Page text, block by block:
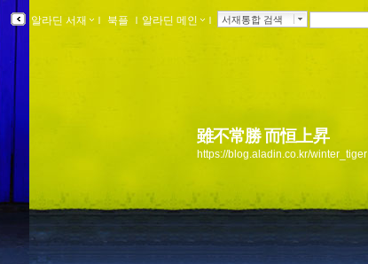
알라딘 서재 ｌ 북플 ｌ 알라딘 메인 ｌ 서재통합 검색
雖不常勝 而恒上昇
https://blog.aladin.co.kr/winter_tiger